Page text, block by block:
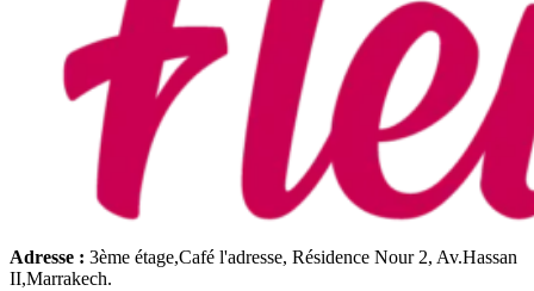
Adresse : 3ème étage,Café l'adresse, Résidence Nour 2, Av.Hassan
II,Marrakech.